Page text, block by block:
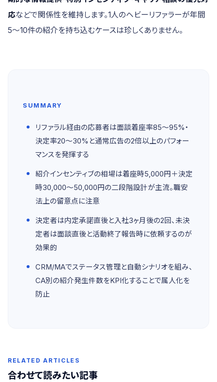
応などで関係性を維持します。1人のヘビーリファラーが年間
5〜10件の紹介を持ち込むケースは珍しくありません。
SUMMARY
リファラル経由の応募者は面談着座率85〜95%・
決定率20〜30%と通常広告の2倍以上のパフォー
マンスを発揮する
紹介インセンティブの相場は着座時5,000円＋決定
時30,000〜50,000円の二段階設計が主流。職安
法上の留意点に注意
決定者は内定承諾直後と入社3ヶ月後の2回、未決
定者は面談直後と活動終了報告時に依頼するのが
効果的
CRM/MAでステータス管理と自動シナリオを組み、
CA別の紹介発生件数をKPI化することで属人化を
防止
RELATED ARTICLES
合わせて読みたい記事